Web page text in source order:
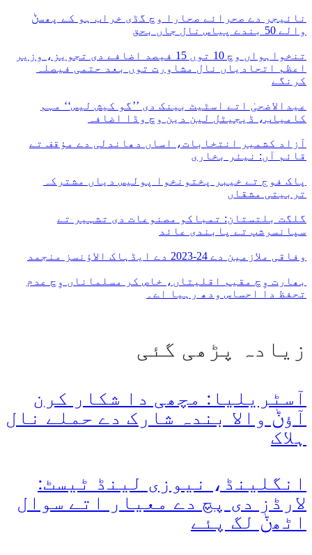
نائیجر دے صحرائے صحارا وچ گڈی خراب ہو کے پھسݨ
والے 50 بندے پیاس نال جاں بحق
تنخواہواں وچ 10 توں 15 فیصد اضافے دی تجویز، وزیر
اعظم اتحادیاں نال مشاورت توں بعد حتمی فیصلہ
کرنگے
عیدالاضحیٰ اتے اسٹیٹ بینک دی ’’گو کیش لیس‘‘ مہم
کامیاب، ڈیجیٹل لین دین وچ وڈا اضافہ
آزاد کشمیر انتخابات، اساں دھاندلی دے مؤقف تے
قائم آں: نیئر بخاری
پاک فوج تے خیبر پختونخوا پولیس دیاں مشترکہ
تربیتی مشقاں
گلگت بلتستان: تمباکو مصنوعات دی تشہیر تے
سپانسرشپ تے پابندی عائد
وفاقی ملازمین دے 24-2023 دے ایڈہاک الاؤنسز منجمد
بھارت وِچ مقیم اقلیتاں، خاص کر مسلماناں وِچ عدم
تحفظ دا احساس ودھ رہیا اے۔
زیادہ پڑھی گئی
آسٹریلیا: مچھی دا شکار کرن
آؤݨ والا بندہ شارک دے حملے نال
ہلاک
انگلینڈ، نیوزی لینڈ ٹیسٹ:
لارڈز دی پچ دے معیار اتے سوال
اٹھݨ لگ پئے